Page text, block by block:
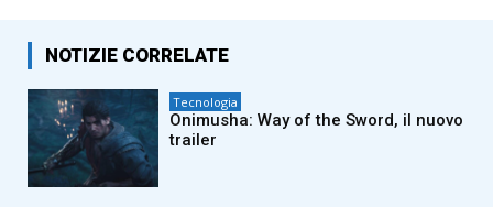
NOTIZIE CORRELATE
Tecnologia
Onimusha: Way of the Sword, il nuovo
trailer